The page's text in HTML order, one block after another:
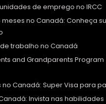
de emprego no IRCC
meses no Canadá: Conheça
trabalho no Canadá
and Grandparents Program
no Canadá: Super Visa para
Invista nas habilidades